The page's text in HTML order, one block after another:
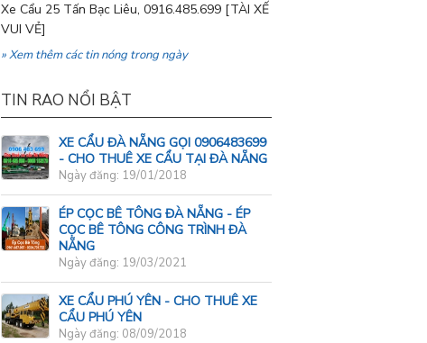
Xe Cẩu 25 Tấn Bạc Liêu, 0916.485.699 [TÀI XẾ
VUI VẺ]
» Xem thêm các tin nóng trong ngày
TIN RAO NỔI BẬT
XE CẨU ĐÀ NẴNG GỌI 0906483699
- CHO THUÊ XE CẨU TẠI ĐÀ NẴNG
Ngày đăng: 19/01/2018
ÉP CỌC BÊ TÔNG ĐÀ NẴNG - ÉP
CỌC BÊ TÔNG CÔNG TRÌNH ĐÀ
NẴNG
Ngày đăng: 19/03/2021
XE CẨU PHÚ YÊN - CHO THUÊ XE
CẨU PHÚ YÊN
Ngày đăng: 08/09/2018